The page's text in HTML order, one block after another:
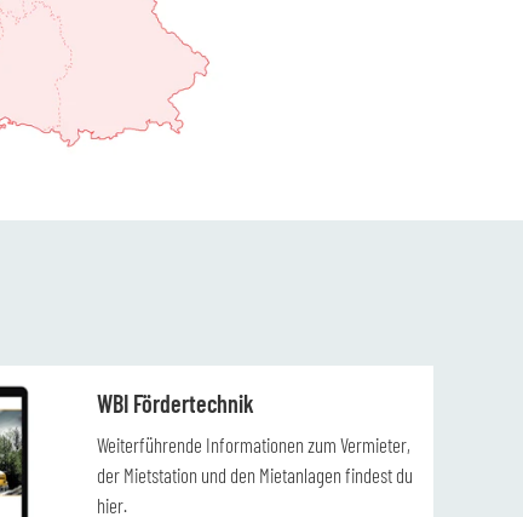
WBI Fördertechnik
Weiterführende Informationen zum Vermieter,
der Mietstation und den Mietanlagen findest du
hier.